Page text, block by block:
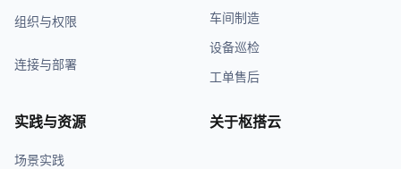
组织与权限
连接与部署
车间制造
设备巡检
工单售后
实践与资源
场景实践
关于枢搭云